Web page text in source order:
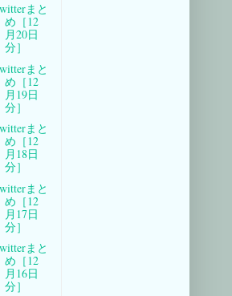
まと
め［12
月20日
分］
まと
め［12
月19日
分］
まと
め［12
月18日
分］
まと
め［12
月17日
分］
まと
め［12
月16日
分］